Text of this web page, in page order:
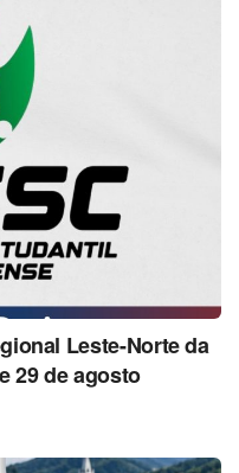
Leste-Norte da
29 de agosto